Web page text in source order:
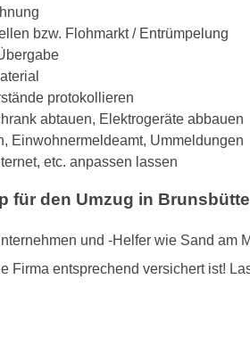
bzw. Flohmarkt / Entrümpelung
protokollieren
abtauen, Elektrogeräte abbauen
Einwohnermeldeamt, Ummeldungen
etc. anpassen lassen
für den Umzug in
und -Helfer wie Sand
Firma entsprechend versichert ist!